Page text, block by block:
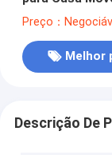
Doméstica​
Preço：
Melhor
Descrição De